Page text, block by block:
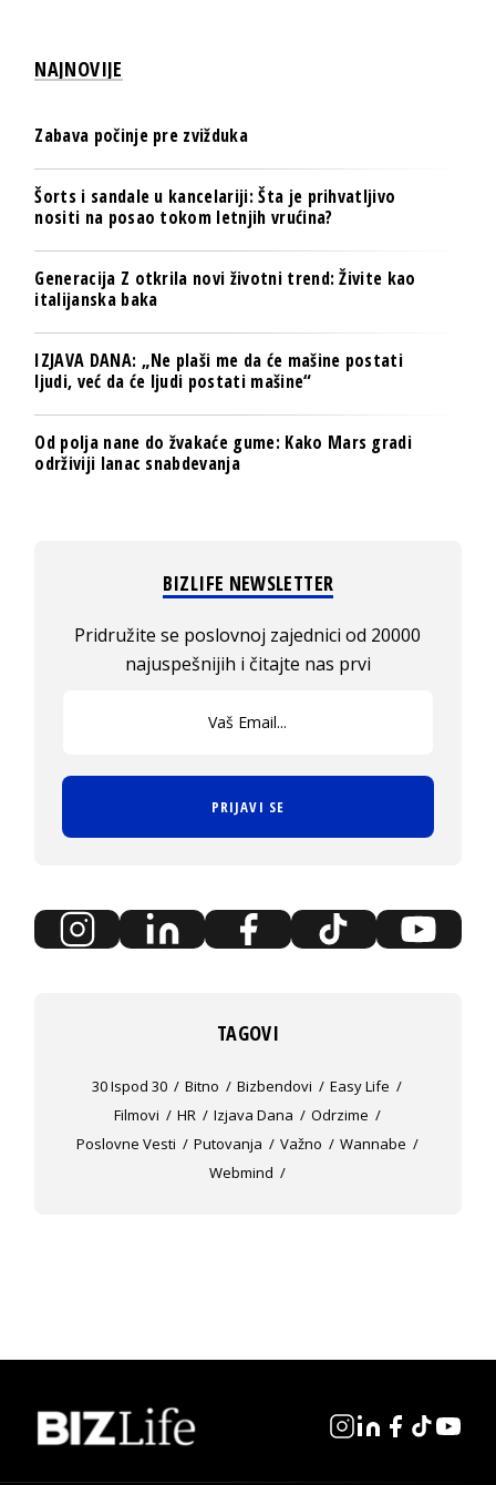
NAJNOVIJE
Zabava počinje pre zvižduka
Šorts i sandale u kancelariji: Šta je prihvatljivo
nositi na posao tokom letnjih vrućina?
Generacija Z otkrila novi životni trend: Živite kao
italijanska baka
IZJAVA DANA: „Ne plaši me da će mašine postati
ljudi, već da će ljudi postati mašine“
Od polja nane do žvakaće gume: Kako Mars gradi
održiviji lanac snabdevanja
BIZLIFE NEWSLETTER
Pridružite se poslovnoj zajednici od 20000
najuspešnijih i čitajte nas prvi
PRIJAVI SE
TAGOVI
30 Ispod 30 Bitno Bizbendovi
Easy Life
Filmovi
HR Izjava Dana
Odrzime
Poslovne Vesti
Putovanja Važno
Wannabe
Webmind